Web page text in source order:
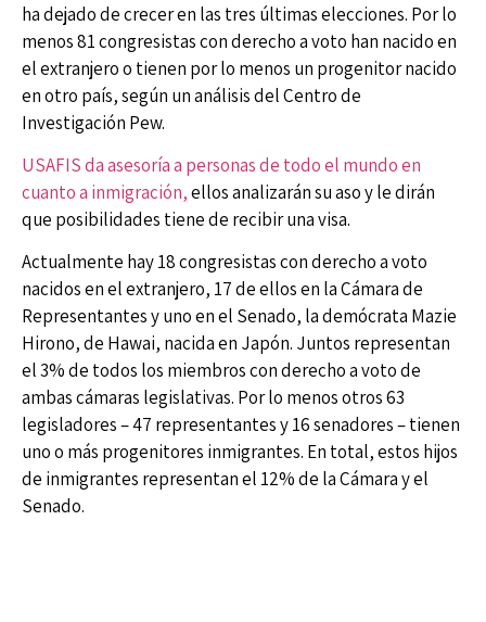
ha dejado de crecer en las tres últimas elecciones. Por lo
menos 81 congresistas con derecho a voto han nacido en
el extranjero o tienen por lo menos un progenitor nacido
en otro país, según un análisis del Centro de
Investigación Pew.
USAFIS da asesoría a personas de todo el mundo en
cuanto a inmigración,ellos analizarán su aso y le dirán
que posibilidades tiene de recibir una visa.
Actualmente hay 18 congresistas con derecho a voto
nacidos en el extranjero, 17 de ellos en la Cámara de
Representantes y uno en el Senado, la demócrata Mazie
Hirono, de Hawai, nacida en Japón. Juntos representan
el 3% de todos los miembros con derecho a voto de
ambas cámaras legislativas. Por lo menos otros 63
legisladores – 47 representantes y 16 senadores – tienen
uno o más progenitores inmigrantes. En total, estos hijos
de inmigrantes representan el 12% de la Cámara y el
Senado.